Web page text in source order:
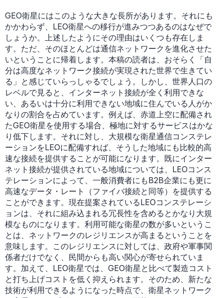
GEO衛星にはこのような大きな長所があります。それにも
かかわらず、LEO衛星への移行が進みつつあるのはなぜで
しょうか。上述したようにその理由はいくつも存在しま
す。ただ、そのほとんどは通信ネットワークを進化させた
いということに帰着します。本稿の読者は、おそらく「自
分は高度なネットワーク接続が実現された世界で生きてい
る」と感じていらっしゃるでしょう。しかし、世界人口の
レベルで見ると、インターネット接続が全く利用できな
い、あるいは十分に利用できない地域に住んでいる人がか
なりの割合を占めています。例えば、赤道上空に配備され
たGEO衛星を使用する場合、極地に対するサービスはかな
り低下します。それに対し、大規模な衛星通信コンステレ
ーションをLEOに配備すれば、そうした地域にも比較的高
速な接続を提供することが可能になります。既にインター
ネット接続が提供されている地域については、LEOコンス
テレーションによって、一般消費者にもB2B企業にも更に
高速なデータ・レート（ファイバ接続と同等）を提供する
ことができます。現在提案されているLEOコンステレーシ
ョンは、それに組み込まれる冗長性を含めるとかなり大規
模なものになります。利用可能な衛星の数が多いというこ
とは、ネットワークのレジリエンスが高まるということを
意味します。このレジリエンスに対しては、政府や軍事関
係者だけでなく、民間からも高い関心が寄せられていま
す。加えて、LEO衛星では、GEO衛星と比べて製造コスト
と打ち上げコストを低く抑えられます。そのため、新たな
技術が利用できるようになった時点で、衛星ネットワーク